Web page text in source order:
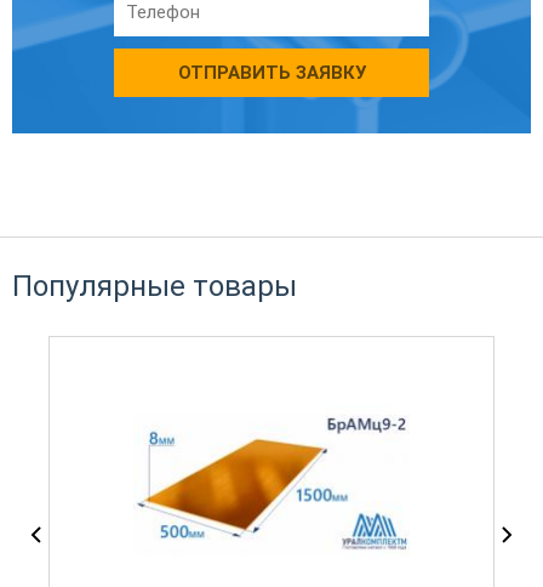
ОТПРАВИТЬ ЗАЯВКУ
Популярные товары